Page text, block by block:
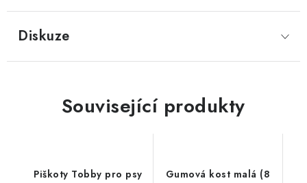
Diskuze
Související produkty
Piškoty Tobby pro psy
Gumová kost malá (8